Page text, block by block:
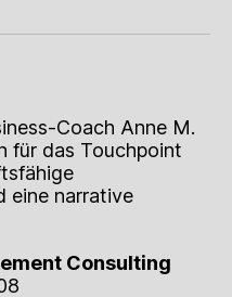
Coach Anne M.
für das Touchpoint
eine narrative
Consulting